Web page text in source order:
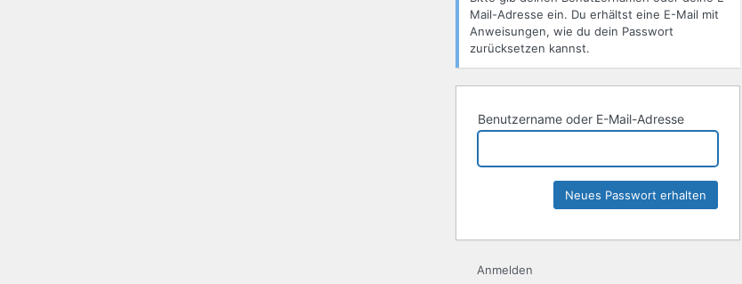
Mail-Adresse ein. Du erhältst eine E-Mail mit
Anweisungen, wie du dein Passwort
zurücksetzen kannst.
Benutzername oder E-Mail-Adresse
Anmelden